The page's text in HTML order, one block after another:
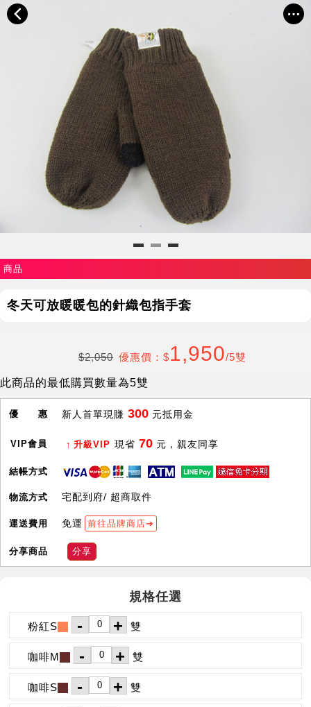
商品
冬天可放暖暖包的針織包指手套
$2,050 優惠價：$1,950/5雙
此商品的最低購買數量為5雙
優 惠 新人首單現賺 300 元抵用金
VIP會員 升級VIP 現省 70 元，親友同享
結帳方式
物流方式 宅配到府/ 超商取件
運送費用 免運 前往品牌商店
分享商品 分享
規格任選
粉紅S - + 雙
咖啡M - + 雙
咖啡S - + 雙